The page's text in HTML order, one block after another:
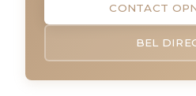
CONTACT
BEL